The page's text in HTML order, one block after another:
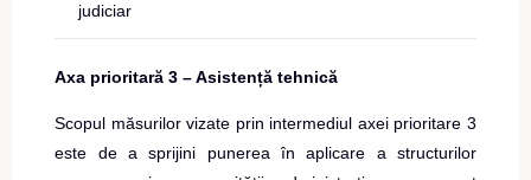
judiciar
Axa prioritară 3 – Asistență tehnică
Scopul măsurilor vizate prin intermediul axei prioritare 3
este de a sprijini punerea în aplicare a structurilor